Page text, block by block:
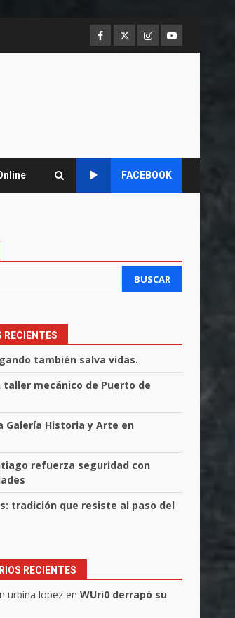
Facebook
TwitterInstagram
Youtube
FACEBOOK
BUSCAR
RECIENTES
también salva vidas.
taller mecánico de Puerto de
Galería Historia y Arte en
refuerza seguridad con
tradición que resiste al paso del
RECIENTES
urbina lopez enWUri0 derrapó su